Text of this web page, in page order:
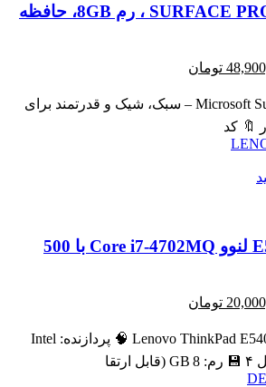
لپ تاپ استوک SURFACE PRO 5 ، رم 8GB، حافظه
53,500,000 تومان
تومان
48,900,000 تومان
💻 لپ تاپ Microsoft Surface Pro 5 – سبک، شیک و قدرتمند برای
🔖 کد
لپ‌تاپ استوک E540 لنوو Core i7-4702MQ با 500
22,000,000 تومان
تومان
20,000,000 تومان
است.
معرفی لپتاپ 🖥️ مدل: Lenovo ThinkPad E540 🧠 پردازنده: Intel